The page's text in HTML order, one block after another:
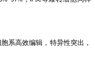
胞系高效编辑，特异性突出，